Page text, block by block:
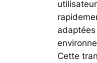
Cette